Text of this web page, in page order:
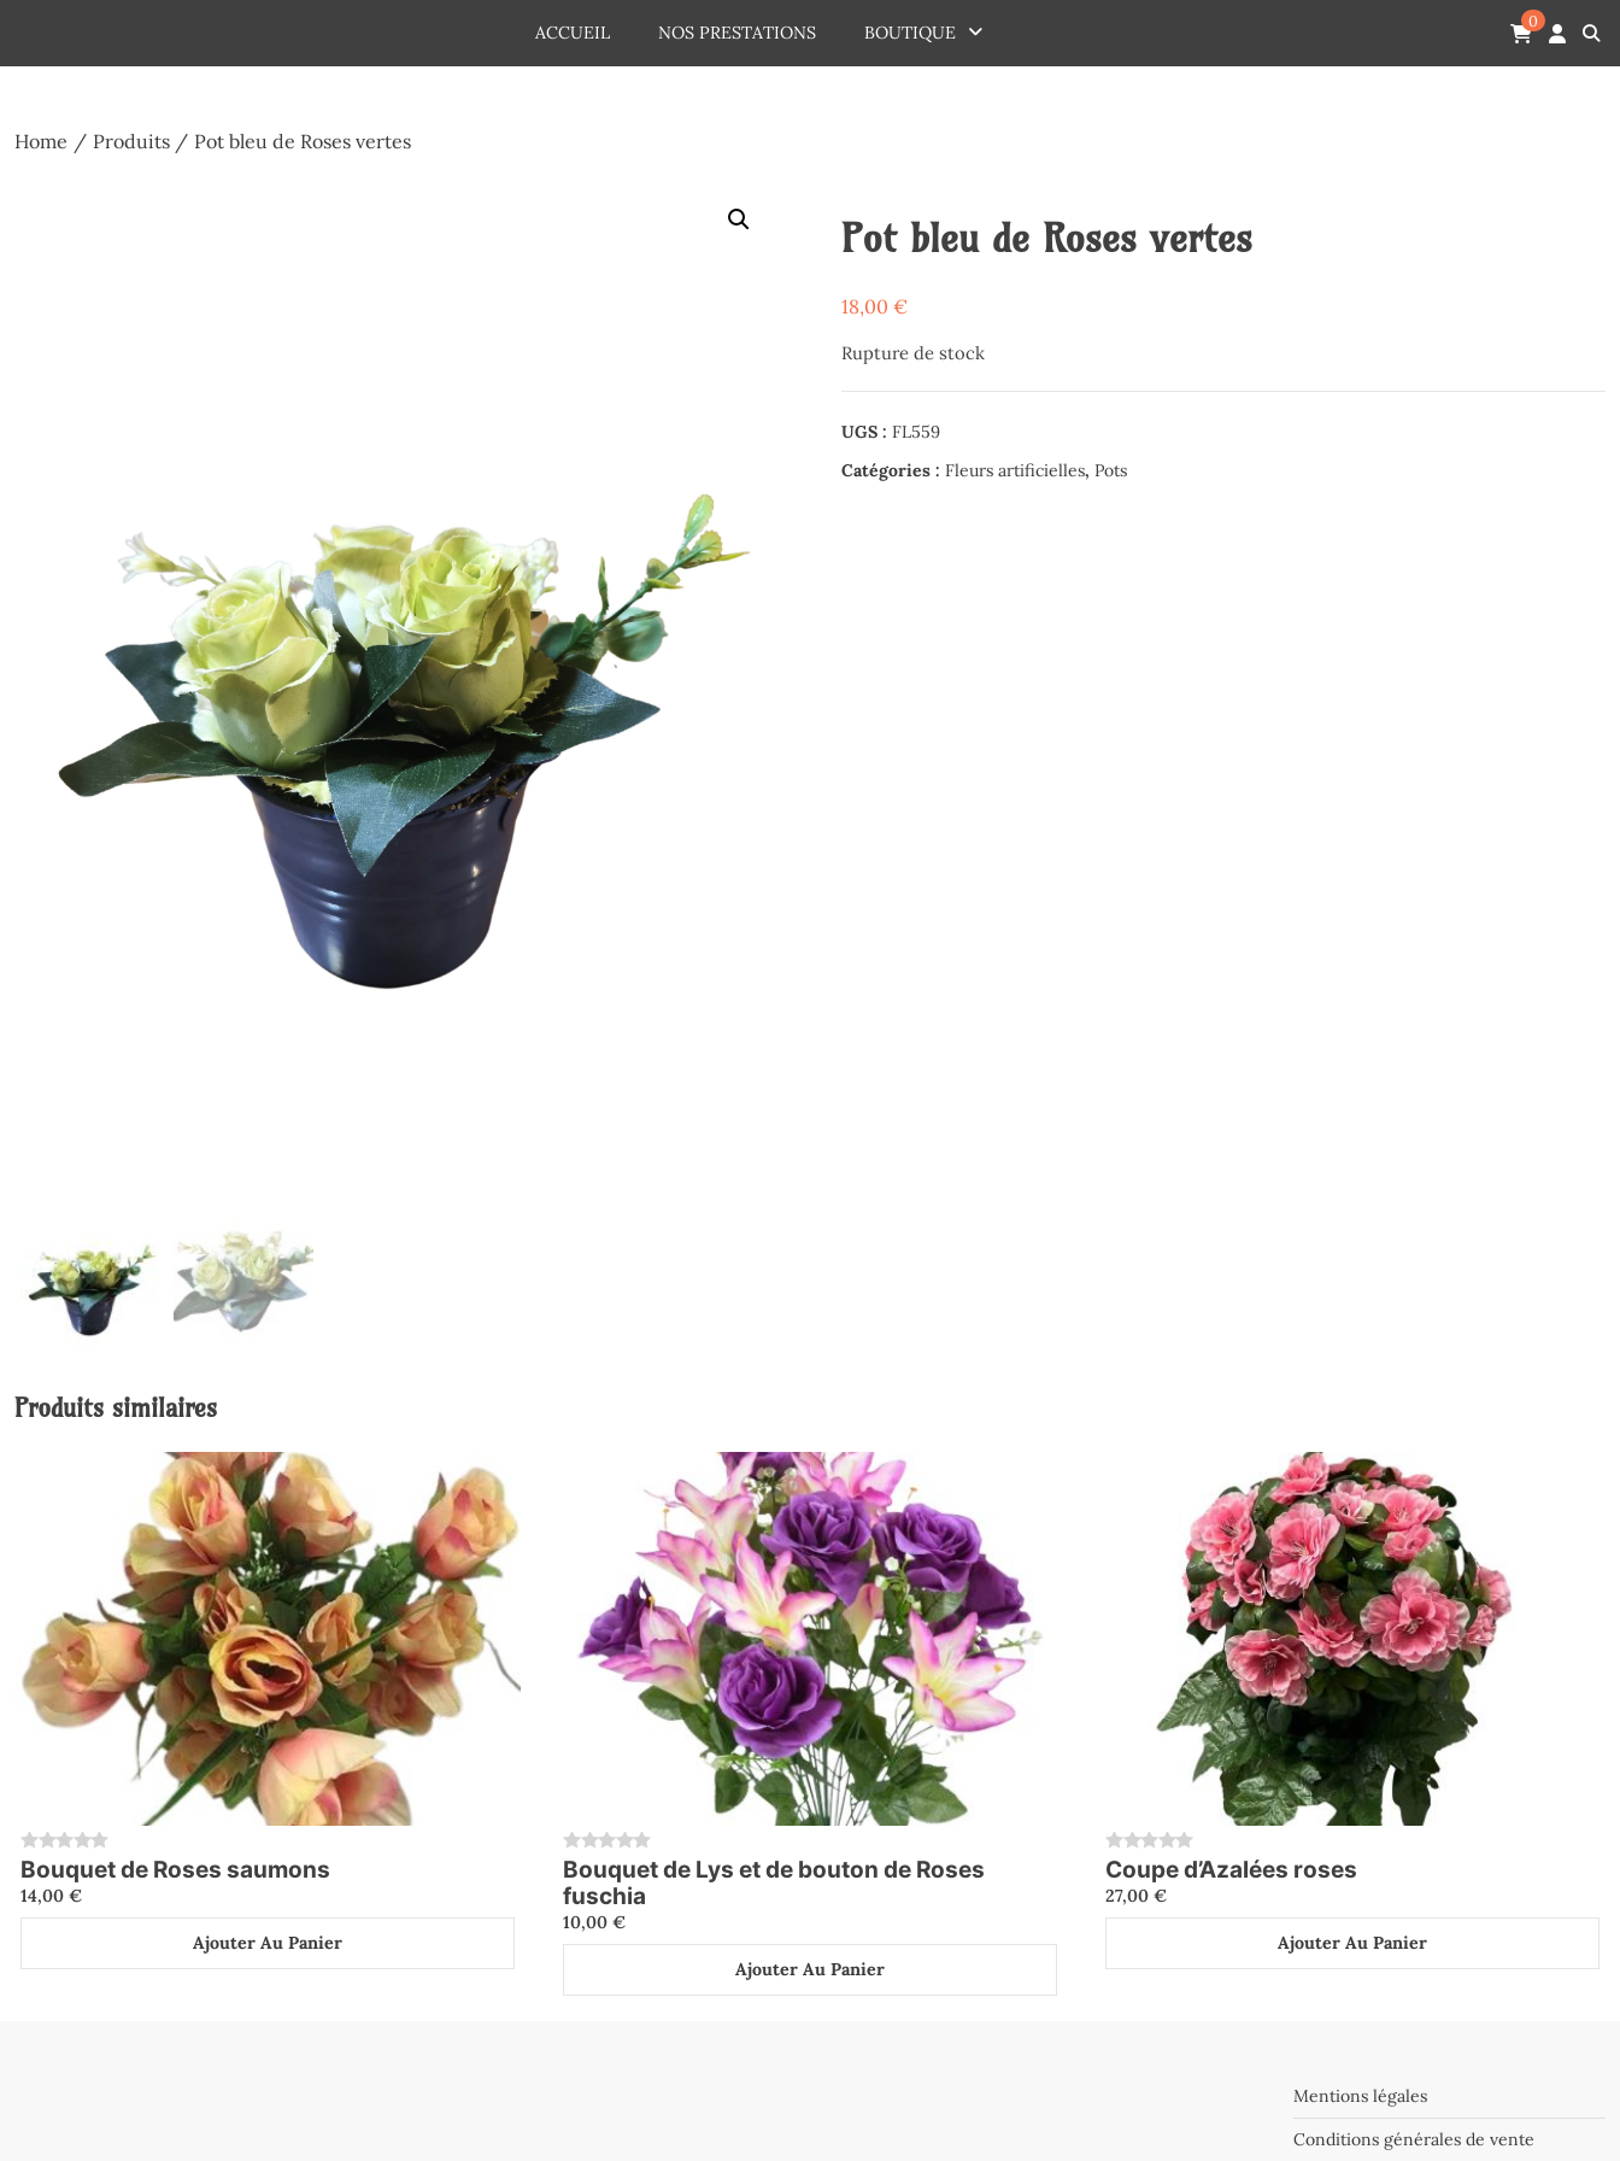
content
Espace Funéraire Michel Gardechaux
ACCUEIL NOS PRESTATIONS BOUTIQUE
0
Home Produits Pot bleu de Roses vertes
Pot bleu de Roses vertes
18,00€
Rupture de stock
UGS :FL559
Catégories :Fleurs artificielles,Pots
Produits similaires
0
Bouquet de Roses saumons
14,00 €
Ajouter Au Panier
0
Bouquet de Lys et de bouton de Roses
fuschia
10,00 €
Ajouter Au Panier
0
Coupe d’Azalées roses
27,00 €
Ajouter Au Panier
Mentions légales
Conditions générales de vente